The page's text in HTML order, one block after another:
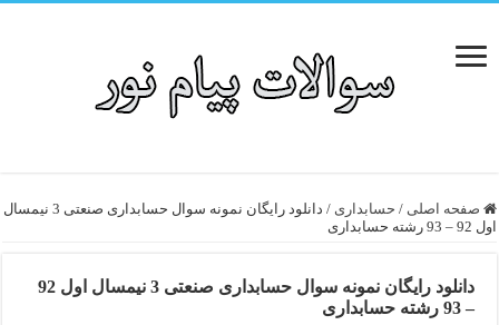
صفحه اصلی / حسابداری /
دانلود رایگان نمونه سوال حسابداری صنعتی 3 نیمسال
اول 92 – 93 رشته حسابداری
دانلود رایگان نمونه سوال حسابداری صنعتی 3 نیمسال اول 92
– 93 رشته حسابداری